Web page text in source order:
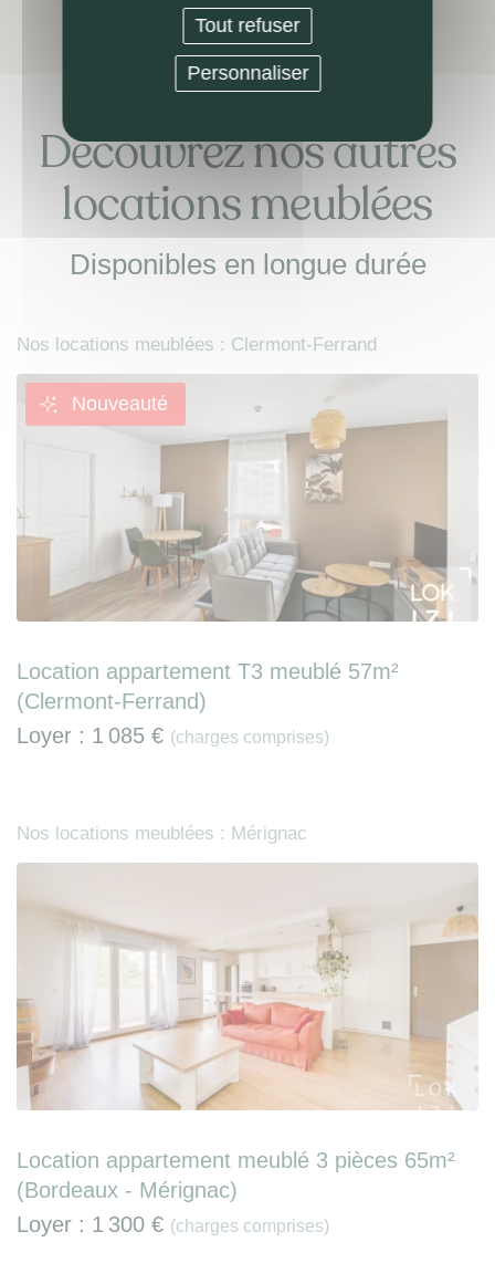
Découvrez nos autres
locations meublées
Disponibles en longue durée
Nos locations meublées : Clermont-Ferrand
Nouveauté
Location appartement T3 meublé 57m²
(Clermont-Ferrand)
Loyer : 1 085 € (charges comprises)
Nos locations meublées : Mérignac
Location appartement meublé 3 pièces 65m²
(Bordeaux - Mérignac)
Loyer : 1 300 € (charges comprises)
Tout refuser
Personnaliser